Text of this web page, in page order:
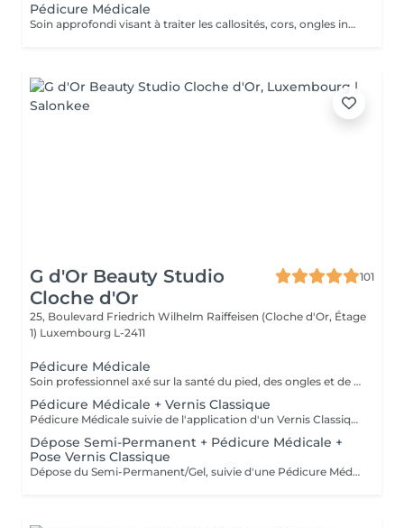
Pédicure Médicale
Soin approfondi visant à traiter les callosités, cors, ongles incarnés, fissures ou durillons. Réalisé dans le respect des normes d'hygiène et de confort. Améliore la santé et l'apparence du pied. Résultat optimal : cure de 3 à 5 séances selon la problématique.
G d'Or Beauty Studio
Cloche d'Or
101
25, Boulevard Friedrich Wilhelm Raiffeisen (Cloche d'Or, Étage
1) Luxembourg L-2411
Pédicure Médicale
Soin professionnel axé sur la santé du pied, des ongles et de la peau, avec traitement des ongles incarnés, cors, durillons et callosités. Sans application de vernis.
Pédicure Médicale + Vernis Classique
Pédicure Médicale suivie de l'application d'un Vernis Classique. Convient aux clientes souhaitant un soin médical avec une finition Classique.
Dépose Semi-Permanent + Pédicure Médicale +
Pose Vernis Classique
Dépose du Semi-Permanent/Gel, suivie d'une Pédicure Médicale et de l'application d'un nouveau Semi-Permanent sur les ongles des pieds. Recommandé lorsque du Semi-Permanent est déjà présent.